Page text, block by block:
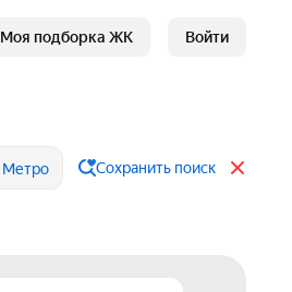
Моя подборка ЖК Войти
Метро Сохранить поиск